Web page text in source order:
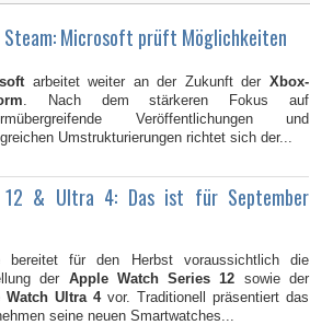
Steam: Microsoft prüft Möglichkeiten
arbeitet weiter an der Zukunft der Xbox-
. Nach dem stärkeren Fokus auf
Veröffentlichungen und
Umstrukturierungen richtet sich der...
12 & Ultra 4: Das ist für September
bereitet für den Herbst voraussichtlich die
der Apple Watch Series 12 sowie der
Watch Ultra 4vor. Traditionell präsentiert das
seine neuen Smartwatches...